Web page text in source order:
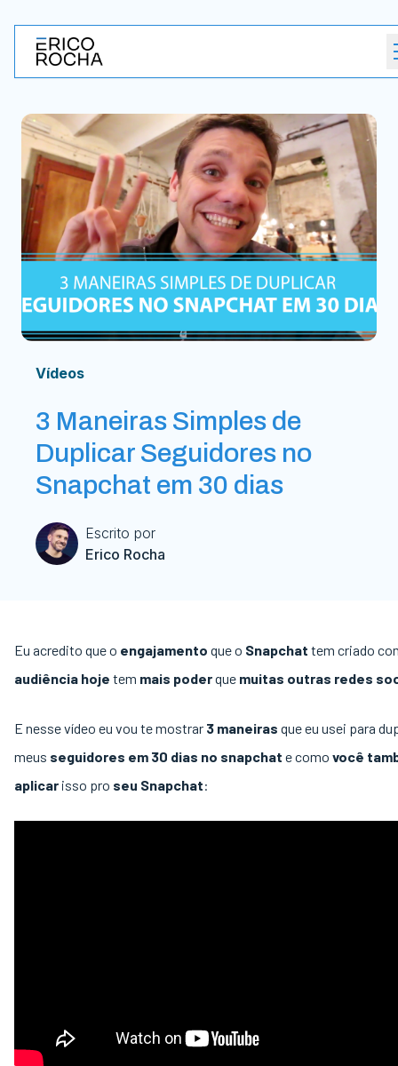
Vídeos
3 Maneiras Simples de
Duplicar Seguidores no
Snapchat em 30 dias
Escrito por
Erico Rocha
Eu acredito que o engajamento que o Snapchat tem criado
audiência hoje tem mais poderque muitas outras redes
E nesse vídeo eu vou te mostrar 3 maneiras que eu usei para
meus seguidores em 30 dias no snapchat e como você
aplicar isso pro seu Snapchat: